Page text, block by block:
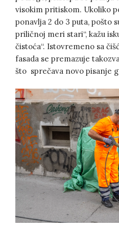
visokim pritiskom. Ukoliko
ponavlja 2 do 3 puta, pošto
priličnoj meri stari“, kažu
čistoća“. Istovremeno sa
fasada se premazuje
što sprečava novo pisanje